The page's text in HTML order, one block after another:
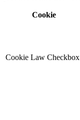
Cookie
Cookie Law Checkbox